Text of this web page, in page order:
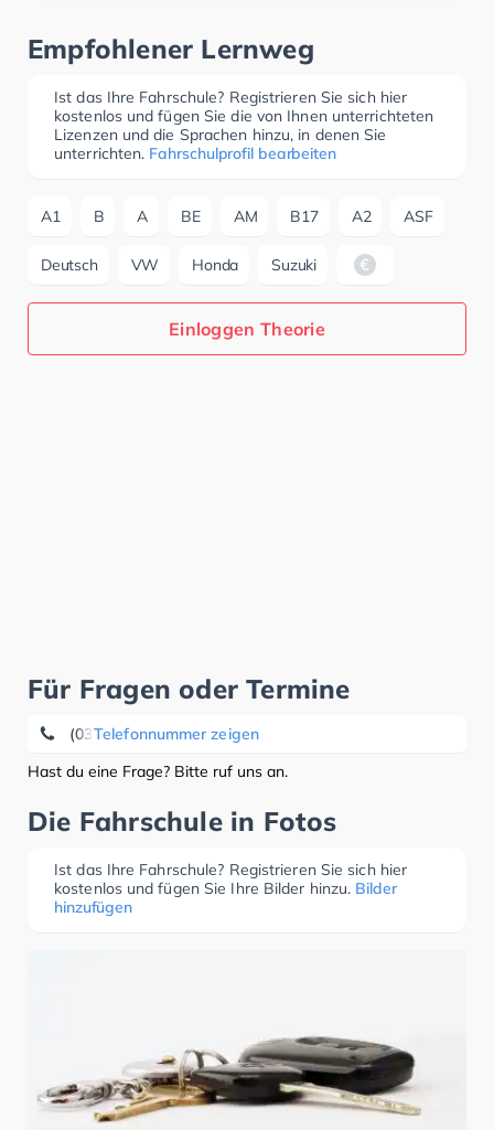
Empfohlener Lernweg
Ist das Ihre Fahrschule? Registrieren Sie sich hier
kostenlos und fügen Sie die von Ihnen unterrichteten
Lizenzen und die Sprachen hinzu, in denen Sie
unterrichten. Fahrschulprofil bearbeiten
A1 B A BE AM B17 A2 ASF
Deutsch VW Honda Suzuki
Einloggen Theorie
Für Fragen oder Termine
Telefonnummer zeigen
(036208) 7 04 10
Hast du eine Frage? Bitte ruf uns an.
Die Fahrschule in Fotos
Ist das Ihre Fahrschule? Registrieren Sie sich hier
kostenlos und fügen Sie Ihre Bilder hinzu. Bilder
hinzufügen